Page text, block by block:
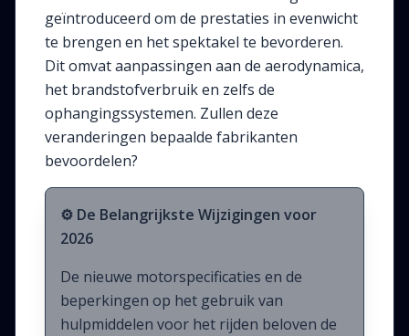
geïntroduceerd om de prestaties in evenwicht
te brengen en het spektakel te bevorderen.
Dit omvat aanpassingen aan de aerodynamica,
het brandstofverbruik en zelfs de
ophangingssystemen. Zullen deze
veranderingen bepaalde fabrikanten
bevoordelen?
⚙️ De Belangrijkste Wijzigingen voor
2026
De nieuwe motorspecificaties en de
beperkingen op het gebruik van
hulpmiddelen voor het rijden beloven de